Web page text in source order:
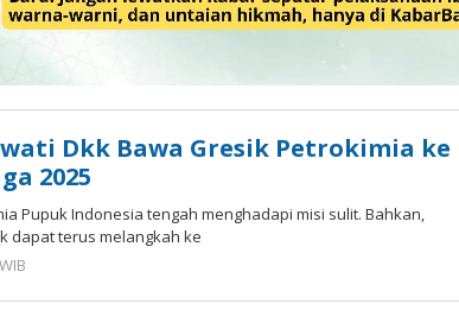
Dkk Bawa Gresik Petrokimia ke
2025
Pupuk Indonesia tengah menghadapi misi sulit. Bahkan,
dapat terus melangkah ke